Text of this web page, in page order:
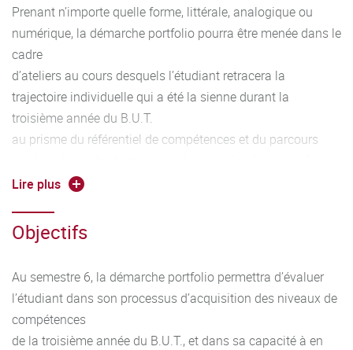
Prenant n’importe quelle forme, littérale, analogique ou
numérique, la démarche portfolio pourra être menée dans le
cadre
d’ateliers au cours desquels l’étudiant retracera la
trajectoire individuelle qui a été la sienne durant la
troisième année du B.U.T.
au prisme du référentiel de compétences et du parcours
distanciée
Lire plus
Objectifs
Au semestre 6, la démarche portfolio permettra d’évaluer
l’étudiant dans son processus d’acquisition des niveaux de
compétences
de la troisième année du B.U.T., et dans sa capacité à en